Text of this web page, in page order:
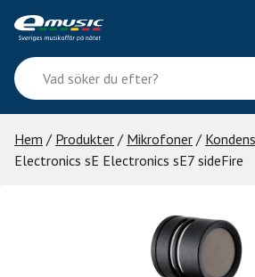
content
Vad
söker
du
efter?
Hem / Produkter / Mikrofoner /
Electronics sE Electronics sE7 sideFire